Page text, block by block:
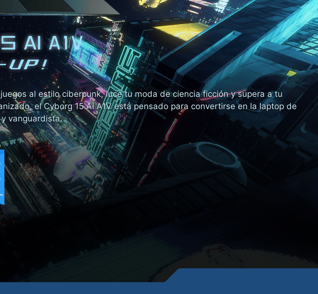
al estilo ciberpunk, luce tu moda de ciencia ficción y supera a tu
el Cyborg 15 AI A1V está pensado para convertirse en la laptop de
vanguardista.